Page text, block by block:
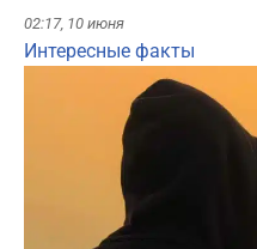
02:17, 10 июня
Интересные факты